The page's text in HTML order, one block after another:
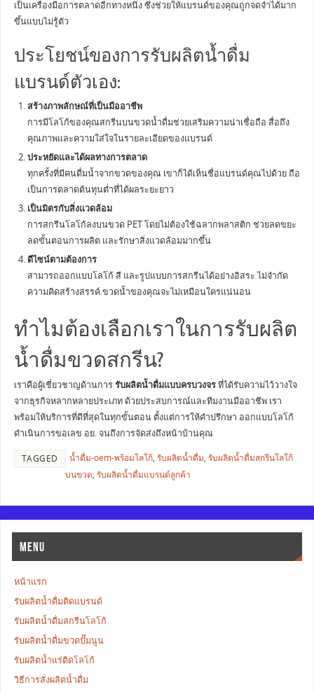
เป็นเครื่องมือการตลาดอีกทางหนึ่ง ซึ่งช่วยให้แบรนด์ของคุณถูกจดจำได้มาก
ขึ้นแบบไม่รู้ตัว
ประโยชน์ของการรับผลิตน้ำดื่ม
แบรนด์ตัวเอง:
สร้างภาพลักษณ์ที่เป็นมืออาชีพ
การมีโลโก้ของคุณสกรีนบนขวดน้ำดื่มช่วยเสริมความน่าเชื่อถือ สื่อถึง
คุณภาพและความใส่ใจในรายละเอียดของแบรนด์
ประหยัดและได้ผลทางการตลาด
ทุกครั้งที่มีคนดื่มน้ำจากขวดของคุณ เขาก็ได้เห็นชื่อแบรนด์คุณไปด้วย ถือ
เป็นการตลาดต้นทุนต่ำที่ได้ผลระยะยาว
เป็นมิตรกับสิ่งแวดล้อม
การสกรีนโลโก้ลงบนขวด PET โดยไม่ต้องใช้ฉลากพลาสติก ช่วยลดขยะ
ลดขั้นตอนการผลิต และรักษาสิ่งแวดล้อมมากขึ้น
ดีไซน์ตามต้องการ
สามารถออกแบบโลโก้ สี และรูปแบบการสกรีนได้อย่างอิสระ ไม่จำกัด
ความคิดสร้างสรรค์ ขวดน้ำของคุณจะไม่เหมือนใครแน่นอน
ทำไมต้องเลือกเราในการรับผลิต
น้ำดื่มขวดสกรีน?
เราคือผู้เชี่ยวชาญด้านการรับผลิตน้ำดื่มแบบครบวงจรที่ได้รับความไว้วางใจ
จากธุรกิจหลากหลายประเภท ด้วยประสบการณ์และทีมงานมืออาชีพ เรา
พร้อมให้บริการที่ดีที่สุดในทุกขั้นตอน ตั้งแต่การให้คำปรึกษา ออกแบบโลโก้
ดำเนินการขอเลข อย. จนถึงการจัดส่งถึงหน้าบ้านคุณ
TAGGED น้ำดื่ม-oem-พร้อมโลโก้, รับผลิตน้ำดื่ม, รับผลิตน้ำดื่มสกรีนโลโก้
บนขวด, รับผลิตน้ำดื่มแบรนด์ลูกค้า
MENU
หน้าแรก
รับผลิตน้ำดื่มติดแบรนด์
รับผลิตน้ำดื่มสกรีนโลโก้
รับผลิตน้ำดื่มขวดปั๊มนูน
รับผลิตน้ำแร่ติดโลโก้
วิธีการสั่งผลิตน้ำดื่ม